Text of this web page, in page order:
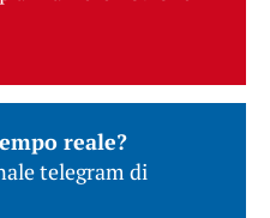
reale?
telegram di